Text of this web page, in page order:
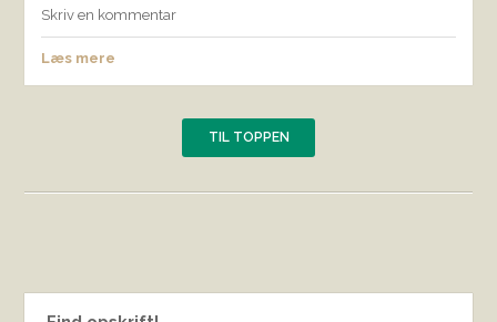
Skriv en kommentar
Læs mere
TIL TOPPEN